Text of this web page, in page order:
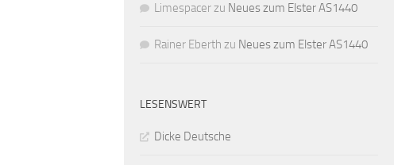
Limespacerzu Neues zum Elster AS1440
Rainer Eberth zu Neues zum Elster AS1440
LESENSWERT
Dicke Deutsche